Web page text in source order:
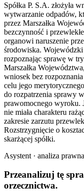
Spółka P. S.A. złożyła
wytwarzanie odpadów,
przez Marszałka
bezczynność i
organowi naruszenie
środowiska.
rozpoznając sprawę w
Marszałka
wniosek bez
celu jego
do rozpatrzenia sprawy
prawomocnego wyroku.
nie miała charakteru
zakresie zarzutu
Rozstrzygnięcie o
skarżącej spółki.
Asystent · analiza prawna
Przeanalizuj tę
orzecznictwa.